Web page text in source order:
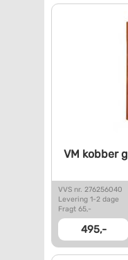
VM kobber
VVS nr. 276256040
Levering 1-2 dage
Fragt 65,-
495,-